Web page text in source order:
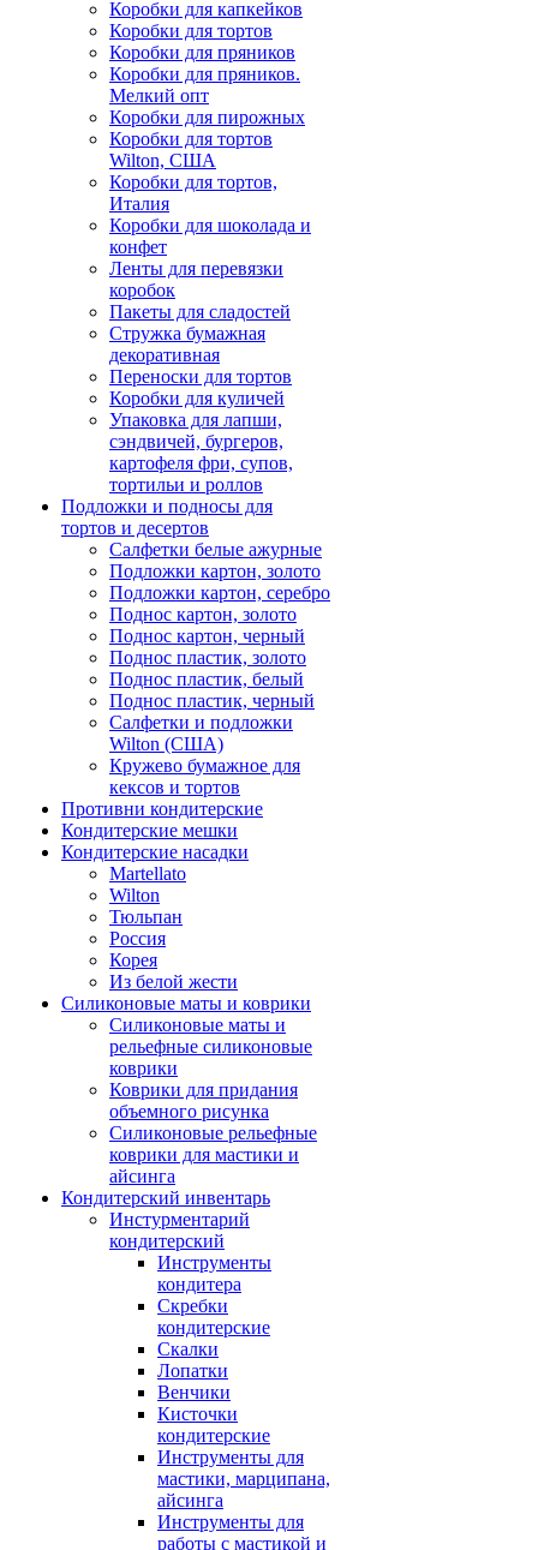
Коробки для капкейков
Коробки для тортов
Коробки для пряников
Коробки для пряников.
Мелкий опт
Коробки для пирожных
Коробки для тортов
Wilton, США
Коробки для тортов,
Италия
Коробки для шоколада и
конфет
Ленты для перевязки
коробок
Пакеты для сладостей
Стружка бумажная
декоративная
Переноски для тортов
Коробки для куличей
Упаковка для лапши,
сэндвичей, бургеров,
картофеля фри, супов,
тортильи и роллов
Подложки и подносы для
тортов и десертов
Салфетки белые ажурные
Подложки картон, золото
Подложки картон, серебро
Поднос картон, золото
Поднос картон, черный
Поднос пластик, золото
Поднос пластик, белый
Поднос пластик, черный
Салфетки и подложки
Wilton (США)
Кружево бумажное для
кексов и тортов
Противни кондитерские
Кондитерские мешки
Кондитерские насадки
Martellato
Wilton
Тюльпан
Россия
Корея
Из белой жести
Силиконовые маты и коврики
Силиконовые маты и
рельефные силиконовые
коврики
Коврики для придания
объемного рисунка
Силиконовые рельефные
коврики для мастики и
айсинга
Кондитерский инвентарь
Инстурментарий
кондитерский
Инструменты
кондитера
Скребки
кондитерские
Скалки
Лопатки
Венчики
Кисточки
кондитерские
Инструменты для
мастики, марципана,
айсинга
Инструменты для
работы с мастикой и